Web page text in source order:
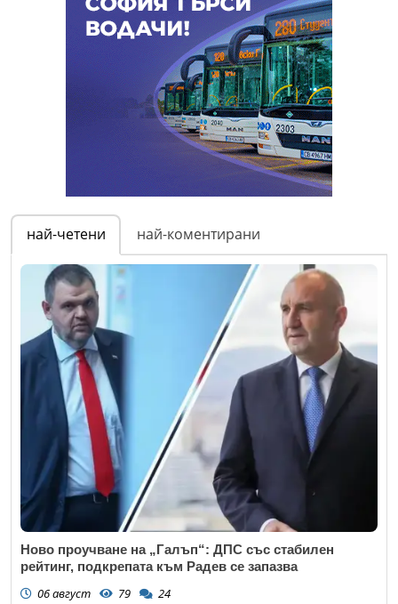
най-четени най-коментирани
Ново проучване на „Галъп“: ДПС със стабилен
рейтинг, подкрепата към Радев се запазва
06 август 79 24